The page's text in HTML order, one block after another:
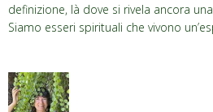
definizione, là dove si rivela ancora
Siamo esseri spirituali che vivono